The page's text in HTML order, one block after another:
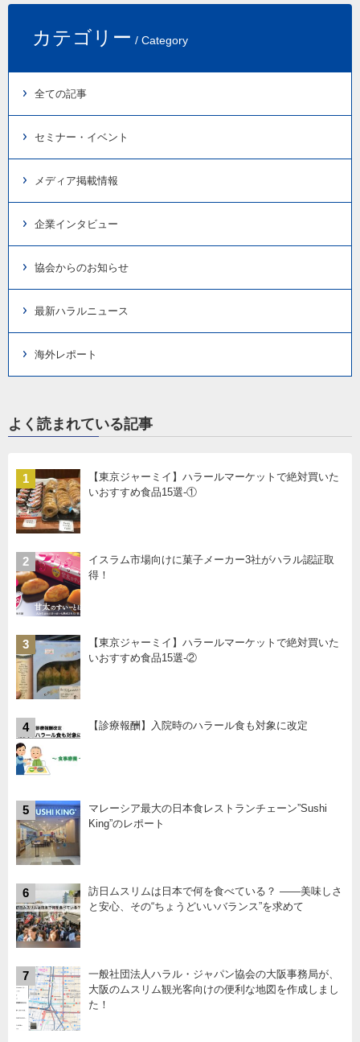
カテゴリー / Category
全ての記事
セミナー・イベント
メディア掲載情報
企業インタビュー
協会からのお知らせ
最新ハラルニュース
海外レポート
よく読まれている記事
1
【東京ジャーミイ】ハラールマーケットで絶対買いた
いおすすめ食品15選-①
2
イスラム市場向けに菓子メーカー3社がハラル認証取
得！
3
【東京ジャーミイ】ハラールマーケットで絶対買いた
いおすすめ食品15選-②
4 【診療報酬】入院時のハラール食も対象に改定
5
マレーシア最大の日本食レストランチェーン”Sushi
King”のレポート
6
訪日ムスリムは日本で何を食べている？ ――美味しさ
と安心、その“ちょうどいいバランス”を求めて
7
一般社団法人ハラル・ジャパン協会の大阪事務局が、
大阪のムスリム観光客向けの便利な地図を作成しまし
た！